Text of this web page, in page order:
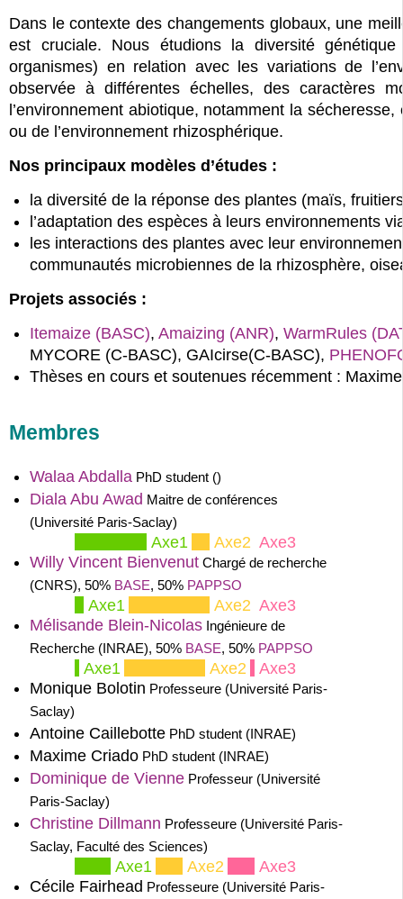
Dans le contexte des changements globaux, une
est cruciale. Nous étudions la diversité
organismes) en relation avec les variations de
observée à différentes échelles, des caractères
l’environnement abiotique, notamment la
ou de l’environnement rhizosphérique.
Nos principaux modèles d’études :
la diversité de la réponse des plantes (maïs,
l’adaptation des espèces à leurs environnements
les interactions des plantes avec leur
communautés microbiennes de la rhizosphère,
Projets associés :
Itemaize (BASC), Amaizing (ANR), WarmRules
MYCORE (C-BASC), GAIcirse(C-BASC),
Thèses en cours et soutenues récemment :
Membres
Walaa AbdallaPhD student ()
Diala Abu Awad Maitre de conférences
(Université Paris-Saclay)
Axe1 Axe2 Axe3
Willy Vincent BienvenutChargé de recherche
(CNRS), 50% BASE, 50% PAPPSO
Axe1 Axe2 Axe3
Mélisande Blein-NicolasIngénieure de
Recherche (INRAE), 50% BASE, 50% PAPPSO
Axe1 Axe2 Axe3
Monique Bolotin Professeure (Université Paris-
Saclay)
Antoine CaillebottePhD student (INRAE)
Maxime CriadoPhD student (INRAE)
Dominique de VienneProfesseur (Université
Paris-Saclay)
Christine Dillmann Professeure (Université Paris-
Saclay, Faculté des Sciences)
Axe1 Axe2 Axe3
Cécile Fairhead Professeure (Université Paris-